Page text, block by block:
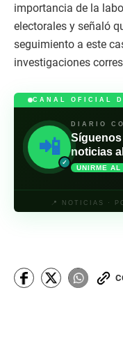
importancia de la
electorales y señaló
seguimiento a este
investigaciones
CANAL OFICIAL
📲
✓
DIARIO
noticias
UNIRME
📍 NOTICIAS ·